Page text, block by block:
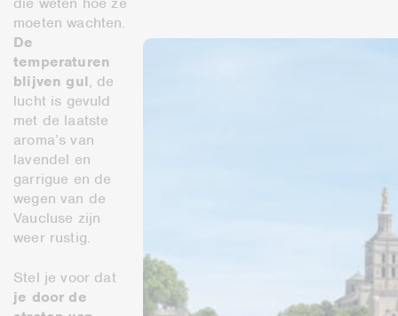
moeten wachten.
De
temperaturen
blijven gul, de
lucht is gevuld
met de laatste
aroma’s van
lavendel en
garrigue en de
wegen van de
Vaucluse zijn
weer rustig.
Stel je voor dat
je door de